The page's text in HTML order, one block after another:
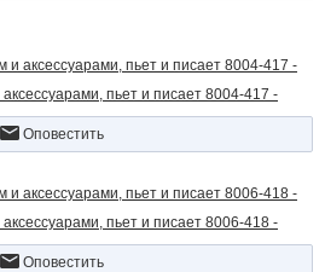
пьет и писает 8004-417 -
Оповестить
пьет и писает 8006-418 -
Оповестить